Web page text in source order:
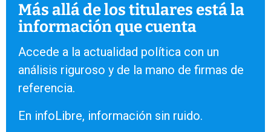
Más allá de los titulares está la
información que cuenta
Accede a la actualidad política con un
análisis riguroso y de la mano de firmas de
referencia.
En infoLibre, información sin ruido.